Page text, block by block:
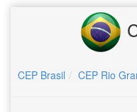
CEP Brasil CEP Rio